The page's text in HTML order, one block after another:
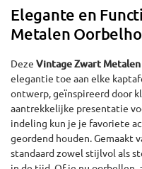
Elegante en
Metalen
Deze Vintage Zwart
elegantie toe aan elke
ontwerp, geïnspireerd door
aantrekkelijke presentatie
indeling kun je je favoriete
geordend houden. Gemaakt
standaard zowel stijlvol als